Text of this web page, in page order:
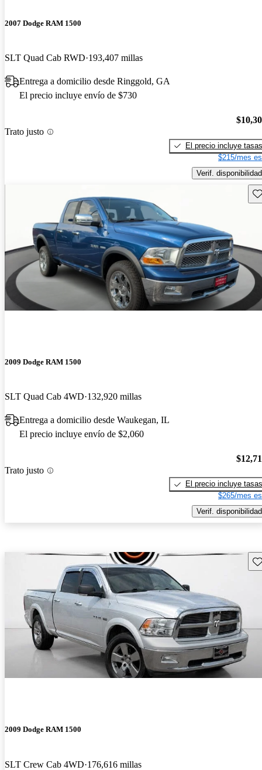
2007 Dodge RAM 1500
SLT Quad Cab RWD 193,407 millas
Entrega a domicilio desde Ringgold, GA
El precio incluye envío de $730
Trato justo
El precio incluye tasas
$215/mes
Verif. disponibilidad
2009 Dodge RAM 1500
SLT Quad Cab 4WD 132,920 millas
Entrega a domicilio desde Waukegan, IL
El precio incluye envío de $2,060
Trato justo
El precio incluye tasas
$265/mes
Verif. disponibilidad
2009 Dodge RAM 1500
SLT Crew Cab 4WD 176,616 millas